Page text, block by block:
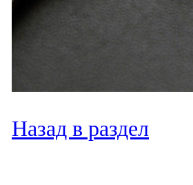
Назад в раздел